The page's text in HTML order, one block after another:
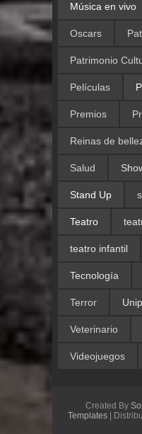
Música en vivo
Oscars
Patrimonio
Películas
Premios
Reinas de
Salud
Stand Up
Teatro
teatro infantil
Tecnología
Terror
Veterinario
Videojuegos
Created By
Templates |